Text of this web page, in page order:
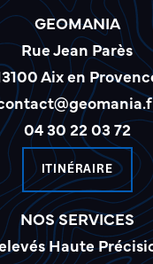
GEOMANIA
Rue Jean Parès
Aix en
04 30 22 03 72
ITINÉRAIRE
NOS SERVICES
Haute